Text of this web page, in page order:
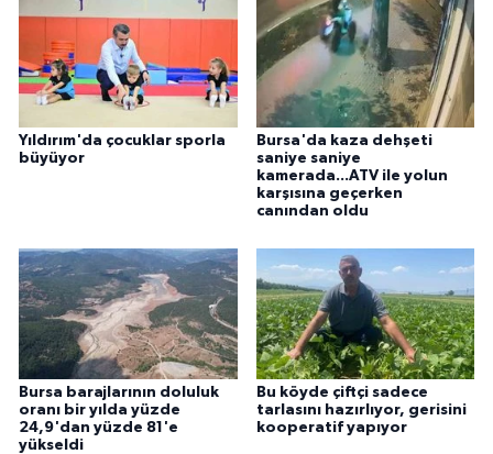
Yıldırım'da çocuklar sporla
büyüyor
Bursa'da kaza dehşeti
saniye saniye
kamerada...ATV ile yolun
karşısına geçerken
canından oldu
Bursa barajlarının doluluk
oranı bir yılda yüzde
24,9'dan yüzde 81'e
yükseldi
Bu köyde çiftçi sadece
tarlasını hazırlıyor, gerisini
kooperatif yapıyor